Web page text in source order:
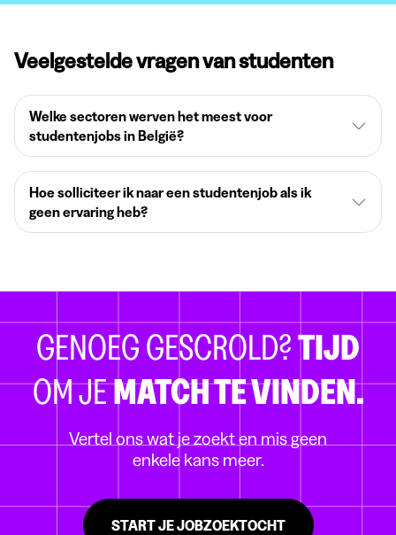
Veelgestelde vragen van studenten
Welke sectoren werven het meest voor
studentenjobs in België?
Hoe solliciteer ik naar een studentenjob als ik
geen ervaring heb?
GENOEG GESCROLD?TIJD
OM JEMATCH TE VINDEN.
Vertel ons wat je zoekt en mis geen
enkele kans meer.
START JE JOBZOEKTOCHT